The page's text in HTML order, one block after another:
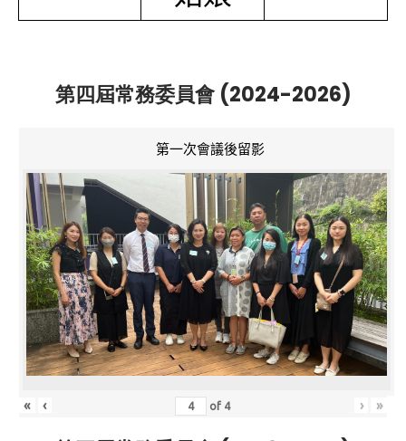
第四屆常務委員會 (2024-2026)
第一次會議後留影
« ‹ of 4 › »